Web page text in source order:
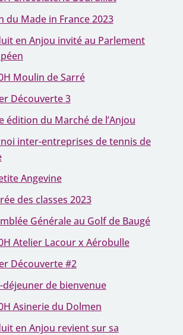
du Made in France 2023
en Anjou invité au Parlement
Moulin de Sarré
Découverte 3
édition du Marché de l’Anjou
inter-entreprises de tennis de
Angevine
des classes 2023
Générale au Golf de Baugé
Atelier Lacour x Aérobulle
Découverte #2
déjeuner de bienvenue
Asinerie du Dolmen
en Anjou revient sur sa